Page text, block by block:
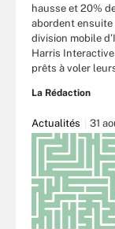
hausse et 20%
abordent ensuite
division mobile
Harris
prêts à voler
La Rédaction
Actualités 31